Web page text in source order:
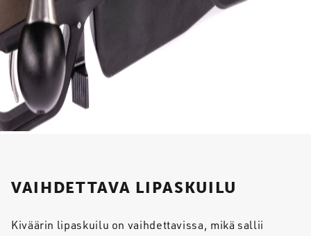
VAIHDETTAVA LIPASKUILU
Kiväärin lipaskuilu on vaihdettavissa, mikä sallii